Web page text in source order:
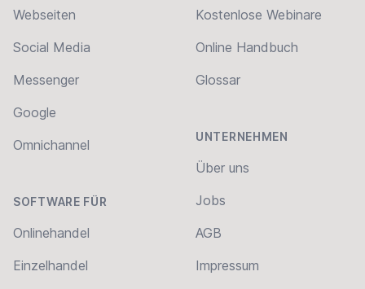
Webseiten
Social Media
Messenger
Google
Omnichannel
SOFTWARE FÜR
Onlinehandel
Einzelhandel
Kostenlose Webinare
Online Handbuch
Glossar
UNTERNEHMEN
Über uns
Jobs
AGB
Impressum